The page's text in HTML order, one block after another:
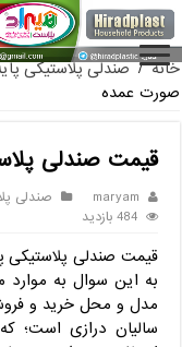
فروش گلدان پلاستیکی
خانه / صندلی پلاستیکی
صورت عمده
قیمت صندلی
maryam صندلی
484 بازدید
قیمت صندلی
به این سوال به موارد
مدل و محل خرید و
سالیان درازی است؛